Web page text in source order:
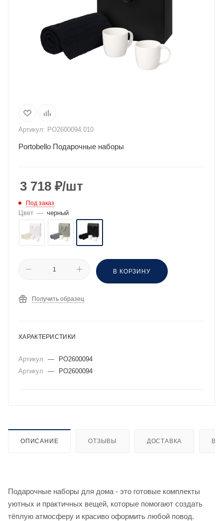
Артикул: PO2600094.010
Portobello Подарочные наборы
3 718 ₽/шт
Под заказ
Цвет — черный
В КОРЗИНУ
Получить образец
ХАРАКТЕРИСТИКИ
Артикул —
PO2600094
Артикул
— PO2600094
ОПИСАНИЕ ОТЗЫВЫ ДОСТАВКА
Подарочные наборы для дома - это готовые комплекты
уютных и практичных вещей, которые помогают создать
тёплую атмосферу и красиво оформить любой повод.